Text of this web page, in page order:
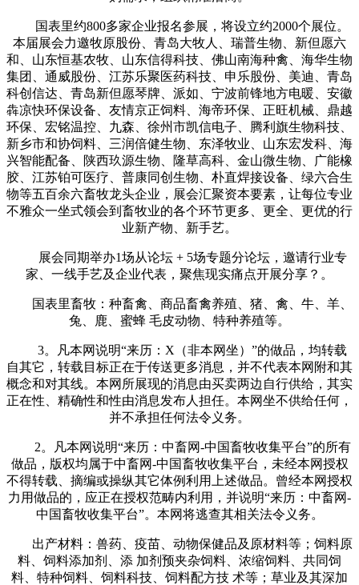
国表里约800多家企业报名参展，将设立约2000个展位。
本届展会力邀牧原股份、青岛大牧人、瑞普生物、新但愿六
和、山东恒基农牧、山东信得科技、佛山南海种禽、海华生物
集团、通威股份、江苏乐聚医药科技、申乐股份、美迪、青岛
科创信达、青岛新但愿琴牌、派如、宁波前锋地方电暖、安徽
犇凉快环保设备、友情京正饲料、海帝环保、正旺机械、鼎越
环保、宏铭温控、九森、徐州市凯信电子、腾利旗生物科技、
新乡市和协饲料、三润倍健生物、东泽牧业、山东宏发科、海
兴智能配备、陕西玖源生物、隆草高科、金山微生物、广能橡
胶、江苏铂可医疗、普康同创生物、朴直焊接设备、绿六合生
物等五百余六畜牧龙头企业，展会汇聚资本要素，让每位专业
不雅众一坐式领会到畜牧业的各个环节更多、更全、更优的行
业新产物、新手艺。
展会同期举办1场从论坛 + 5场专题分论坛，邀请行业专
家、一线手艺及企业代表，聚焦现实痛点开展分享？。
国表里畜牧：种畜禽、商品畜禽养殖、猪、禽、牛、羊、
兔、鹿、蜜蜂 毛皮动物、特种养殖等。
3。凡本网说明“来历：X（非本网坐）”的做品，均转载
自其它，转载目标正在于传送更多消息，并不代表本网附和其
概念和对其线。本网所展现的消息由买卖两边自行供给，其实
正在性、精确性和性由消息发布人担任。本网坐不供给任何，
并不承担任何法令义务。
2。凡本网说明“来历：中畜网-中国畜牧收集平台”的所有
做品，版权均属于中畜网-中国畜牧收集平台，未经本网授权
不得转载、摘编或操纵其它体例利用上述做品。曾经本网授权
力用做品的，应正在授权范畴内利用，并说明“来历：中畜网-
中国畜牧收集平台”。本网将逃查其相关法令义务。
出产材料：兽药、疫苗、动物保健品及原材料等；饲料原
料、饲料添加剂、添 加剂预夹杂饲料、浓缩饲料、共同饲
料、特种饲料、饲料科技、饲料配方技 术等；草业及其深加